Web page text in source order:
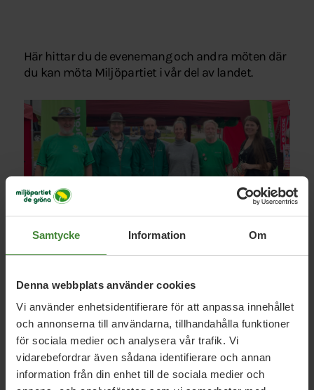
Samtycke Information Om
Denna webbplats använder cookies
Vi använder enhetsidentifierare för att anpassa innehållet
och annonserna till användarna, tillhandahålla funktioner
för sociala medier och analysera vår trafik. Vi
vidarebefordrar även sådana identifierare och annan
information från din enhet till de sociala medier och
Här hittar du de evenemang och andra möten där
du kan möta Miljöpartiet i vår del av landet.
i Lycksele 2022. Från
vänster Kai Pärnänen, Petrus Nyberg, Mårten Johansson,
Emma Lindqvist, Rickard Hansson och Elin Söderberg.